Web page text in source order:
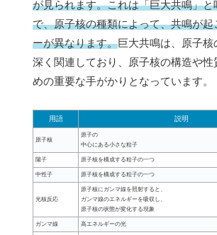
が見られます。これは「巨大共鳴」と
で、原子核の種類によって、共鳴が起
ーが異なります。巨大共鳴は、原子核
深く関連しており、原子核の構造や性
めの重要な手がかりとなっています。
用語 説明
原子核
原子の
中心にある小さな粒子
陽子 原子核を構成する粒子の一つ
中性子 原子核を構成する粒子の一つ
光核反応
原子核にガンマ線を照射すると、
ガンマ線のエネルギーを吸収し、
原子核の状態が変化する現象
ガンマ線 高エネルギーの光